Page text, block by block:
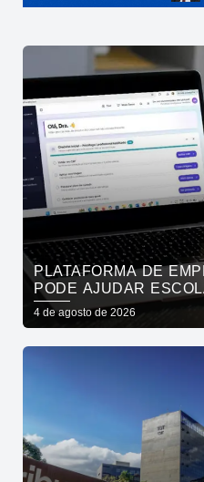
PLATAFORMA DE
PODE AJUDAR
IDENTIFICAÇÃO
NEURODIVERGÊNCIA
4 de agosto de 2026